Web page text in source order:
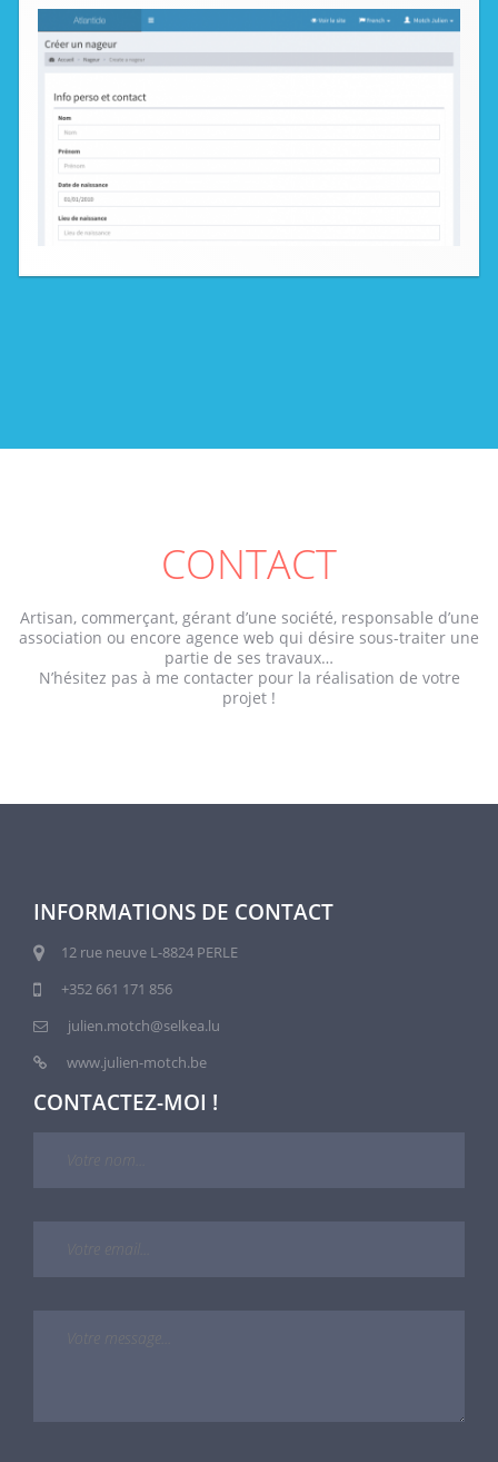
CONTACT
Artisan, commerçant, gérant d’une société, responsable d’une
association ou encore agence web qui désire sous-traiter une
partie de ses travaux…
N’hésitez pas à me contacter pour la réalisation de votre
projet !
INFORMATIONS DE CONTACT
12 rue neuve L-8824 PERLE
+352 661 171 856
julien.motch@selkea.lu
www.julien-motch.be
CONTACTEZ-MOI !